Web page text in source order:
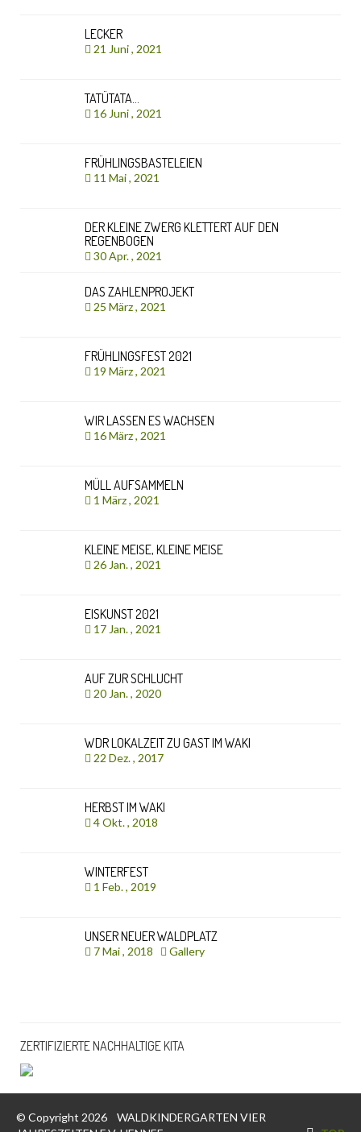
LECKER
21 Juni , 2021
TATÜTATA…
16 Juni , 2021
FRÜHLINGSBASTELEIEN
11 Mai , 2021
DER KLEINE ZWERG KLETTERT AUF DEN
REGENBOGEN
30 Apr. , 2021
DAS ZAHLENPROJEKT
25 März , 2021
FRÜHLINGSFEST 2021
19 März , 2021
WIR LASSEN ES WACHSEN
16 März , 2021
MÜLL AUFSAMMELN
1 März , 2021
KLEINE MEISE, KLEINE MEISE
26 Jan. , 2021
EISKUNST 2021
17 Jan. , 2021
AUF ZUR SCHLUCHT
20 Jan. , 2020
WDR LOKALZEIT ZU GAST IM WAKI
22 Dez. , 2017
HERBST IM WAKI
4 Okt. , 2018
WINTERFEST
1 Feb. , 2019
UNSER NEUER WALDPLATZ
7 Mai , 2018 Gallery
ZERTIFIZIERTE NACHHALTIGE KITA
© Copyright 2026 WALDKINDERGARTEN VIER